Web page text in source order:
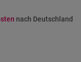
nach Deutschland